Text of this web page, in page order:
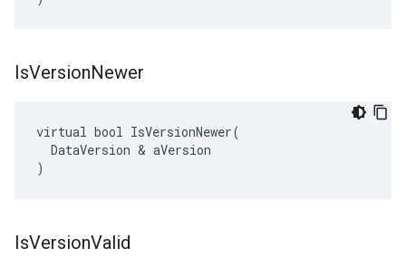
IsVersionNewer
virtual bool IsVersionNewer(
  DataVersion & aVersion
)
IsVersionValid